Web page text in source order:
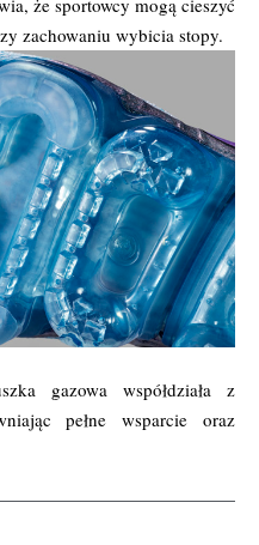
zachowaniu wybicia stopy.
gazowa współdziała z
pełne wsparcie oraz